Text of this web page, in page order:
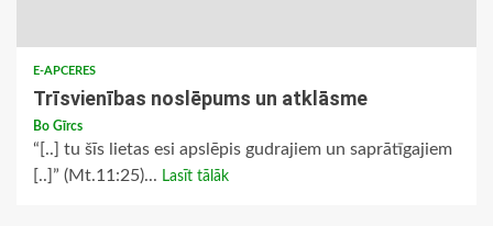
E-APCERES
Trīsvienības noslēpums un atklāsme
Bo Gīrcs
“[..] tu šīs lietas esi apslēpis gudrajiem un saprātīgajiem
[..]” (Mt.11:25)... Lasīt tālāk